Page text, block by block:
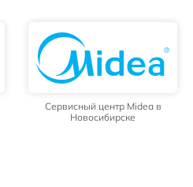
Сервисный центр Midea в
Новосибирске